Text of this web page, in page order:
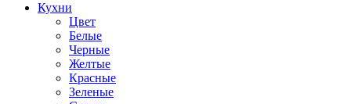
Кухни
Цвет
Белые
Черные
Желтые
Красные
Зеленые